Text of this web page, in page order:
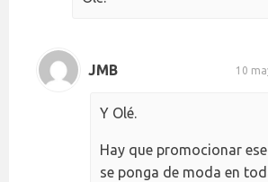
JMB 10
Y Olé.
Hay que promocionar
se ponga de moda en